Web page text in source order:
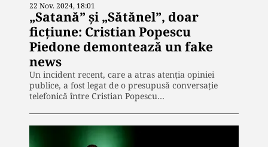
22 Nov. 2024, 18:01
„Satană” și „Sătănel”, doar
ficțiune: Cristian Popescu
Piedone demontează un fake
news
Un incident recent, care a atras atenția opiniei
publice, a fost legat de o presupusă conversație
telefonică între Cristian Popescu…